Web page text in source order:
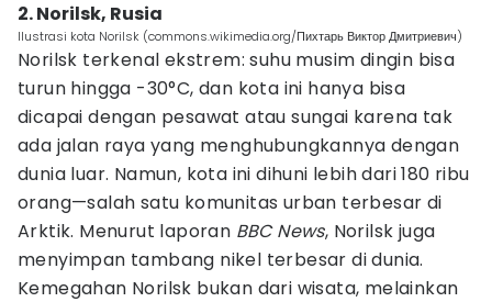
2. Norilsk, Rusia
Ilustrasi kota Norilsk (commons.wikimedia.org/Пихтарь Виктор Дмитриевич)
Norilsk terkenal ekstrem: suhu musim dingin bisa
turun hingga -30°C, dan kota ini hanya bisa
dicapai dengan pesawat atau sungai karena tak
ada jalan raya yang menghubungkannya dengan
dunia luar. Namun, kota ini dihuni lebih dari 180 ribu
orang—salah satu komunitas urban terbesar di
Arktik. Menurut laporan BBC News, Norilsk juga
menyimpan tambang nikel terbesar di dunia.
Kemegahan Norilsk bukan dari wisata, melainkan